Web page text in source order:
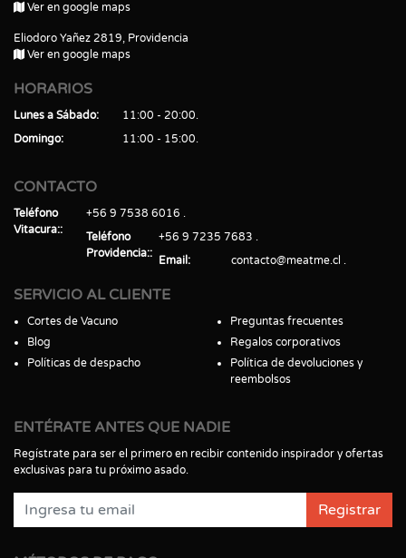
Ver en google maps
Eliodoro Yañez 2819, Providencia
Ver en google maps
HORARIOS
Lunes a Sábado
11:00 - 20:00
Domingo
11:00 - 15:00
CONTACTO
Teléfono
Vitacura:
+56 9 7538 6016
Teléfono
Providencia:
+56 9 7235 7683
Email
contacto@meatme.cl
SERVICIO AL CLIENTE
Cortes de Vacuno
Blog
Políticas de despacho
Preguntas frecuentes
Regalos corporativos
Política de devoluciones y
reembolsos
ENTÉRATE ANTES QUE NADIE
Regístrate para ser el primero en recibir contenido inspirador y ofertas
exclusivas para tu próximo asado.
Registrar